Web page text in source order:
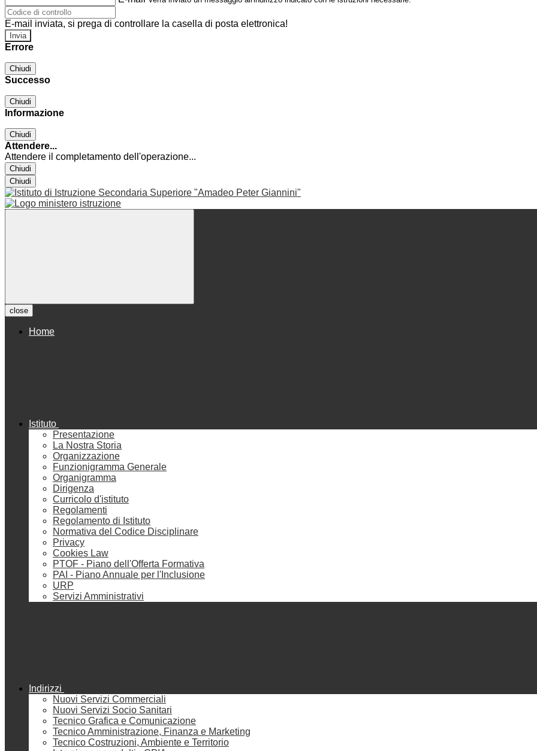
E-mail inviata, si prega di controllare la casella di posta elettronica!
Errore
Chiudi
Successo
Chiudi
Informazione
Chiudi
Attendere...
Attendere il completamento dell'operazione...
Chiudi
Chiudi
close
Home
Istituto
Presentazione
La Nostra Storia
Organizzazione
Funzionigramma Generale
Organigramma
Dirigenza
Curricolo d'istituto
Regolamenti
Regolamento di Istituto
Normativa del Codice Disciplinare
Privacy
Cookies Law
PTOF - Piano dell'Offerta Formativa
PAI - Piano Annuale per l'Inclusione
URP
Servizi Amministrativi
Indirizzi
Nuovi Servizi Commerciali
Nuovi Servizi Socio Sanitari
Tecnico Grafica e Comunicazione
Tecnico Amministrazione, Finanza e Marketing
Tecnico Costruzioni, Ambiente e Territorio